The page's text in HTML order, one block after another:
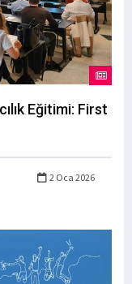
Eğitimi: First
2 Oca 2026